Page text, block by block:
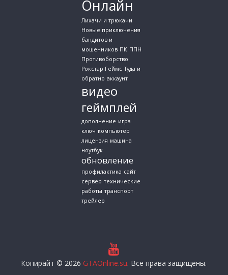
Онлайн
Лихачи и трюкачи
Новые приключения
бандитов и
мошенников ПК ППН
Противоборство
Рокстар Геймс Туда и
обратно аккаунт
видео
геймплей
дополнение игра
ключ компьютер
лицензия машина
ноутбук
обновление
профилактика сайт
сервер технические
работы транспорт
трейлер
Копирайт © 2026 GTAOnline.su. Все права защищены.